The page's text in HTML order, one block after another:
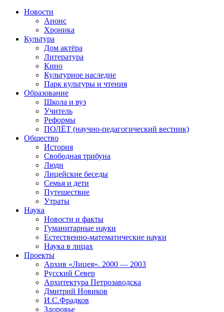
Новости
Анонс
Хроника
Культура
Дом актёра
Литература
Кино
Культурное наследие
Парк культуры и чтения
Образование
Школа и вуз
Учитель
Реформы
ПОЛЁТ (научно-педагогический вестник)
Общество
История
Свободная трибуна
Люди
Лицейские беседы
Семья и дети
Путешествие
Утраты
Наука
Новости и факты
Гуманитарные науки
Естественно-математические науки
Наука в лицах
Проекты
Архив «Лицея». 2000 — 2003
Русский Север
Архитектура Петрозаводска
Дмитрий Новиков
И.С.Фрадков
Здоровье